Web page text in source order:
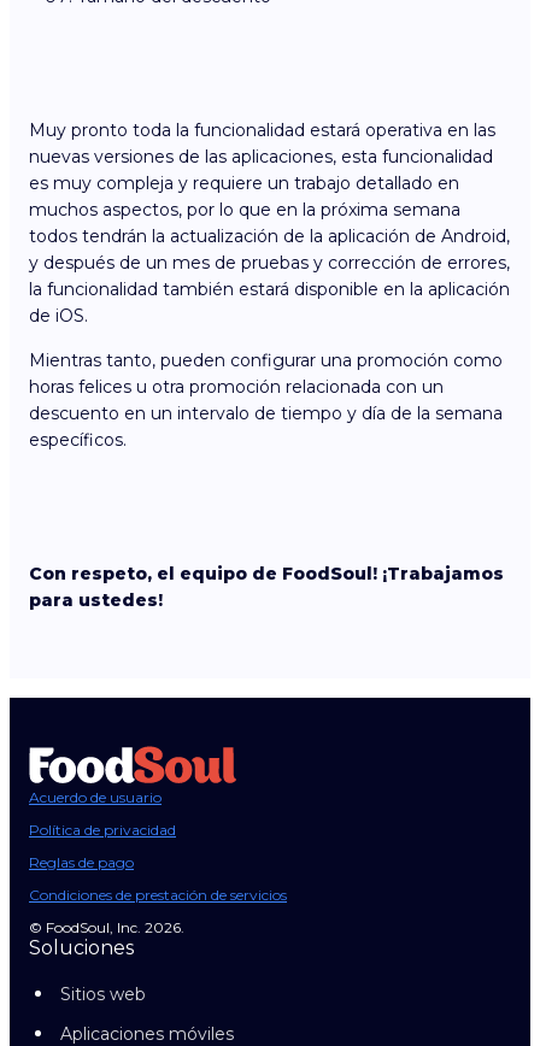
Muy pronto toda la funcionalidad estará operativa en las
nuevas versiones de las aplicaciones, esta funcionalidad
es muy compleja y requiere un trabajo detallado en
muchos aspectos, por lo que en la próxima semana
todos tendrán la actualización de la aplicación de Android,
y después de un mes de pruebas y corrección de errores,
la funcionalidad también estará disponible en la aplicación
de iOS.
Mientras tanto, pueden configurar una promoción como
horas felices u otra promoción relacionada con un
descuento en un intervalo de tiempo y día de la semana
específicos.
Con respeto, el equipo de FoodSoul! ¡Trabajamos
para ustedes!
Acuerdo de usuario
Política de privacidad
Reglas de pago
Condiciones de prestación de servicios
© FoodSoul, Inc. 2026.
Soluciones
Sitios web
Aplicaciones móviles